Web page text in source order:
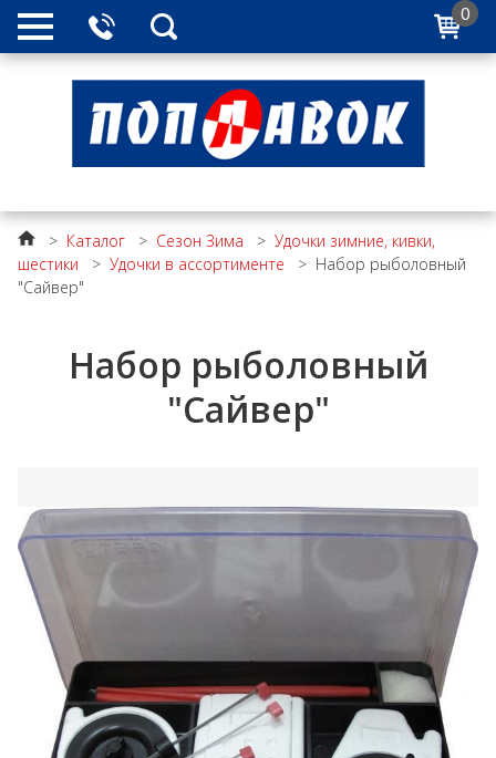
0
> Каталог > Сезон Зима > Удочки зимние, кивки,
шестики
> Удочки в ассортименте > Набор рыболовный
"Сайвер"
Набор рыболовный
"Сайвер"